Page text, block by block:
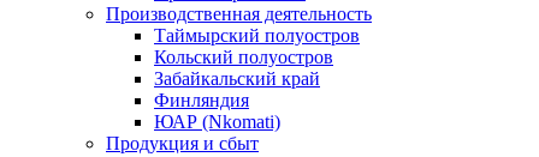
Производственная деятельность
Таймырский полуостров
Кольский полуостров
Забайкальский край
Финляндия
ЮАР (Nkomati)
Продукция и сбыт